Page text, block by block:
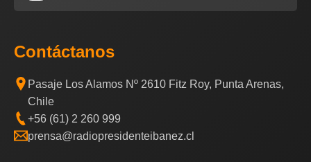
Contáctanos
Pasaje Los Alamos Nº 2610 Fitz Roy, Punta Arenas,
Chile
+56 (61) 2 260 999
prensa@radiopresidenteibanez.cl